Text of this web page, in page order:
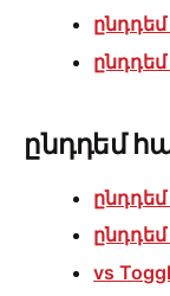
ընդդեմ
ընդդեմ
vs